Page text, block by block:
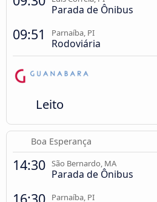
Parada de Ônibus
09:51 Parnaíba, PI
Rodoviária
Leito
Boa Esperança
14:30 São Bernardo, MA
Parada de Ônibus
Parnaíba, PI